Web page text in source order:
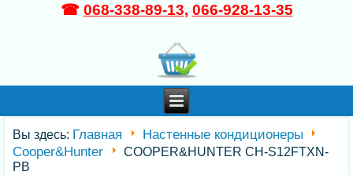
☎ 068-338-89-13, 066-928-13-35
Вы здесь: Главная
Настенные кондиционеры
Cooper&Hunter
COOPER&HUNTER CH-S12FTXN-
PB